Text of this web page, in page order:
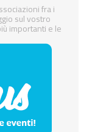
fra i
sul vostro
importanti e le